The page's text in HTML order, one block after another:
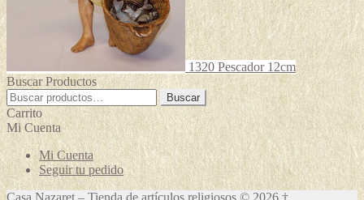
1320 Pescador 12cm
Buscar Productos
Buscar
por:
Buscar
Carrito
Mi Cuenta
Mi Cuenta
Seguir tu pedido
Casa Nazaret – Tienda de artículos religiosos © 2026 †